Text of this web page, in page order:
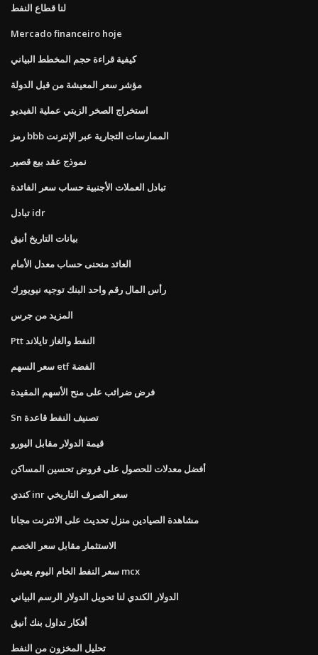
لنا قطاع النفط
Mercado financeiro hoje
كيفية قراءة حجم المخطط البياني
مؤشر سعر المعيشة من قبل الدولة
استخراج الصخر الزيتي عملية الفيديو
رمز bbb الممارسات التجارية عبر الإنترنت
نموذج عقد بيع قصير
تبادل العملات الأجنبية حساب سعر الفائدة
تبادل idr
بيانات التاريخ أنيق
العائد منحنى حساب معدل الأمام
رأس المال رقم واحد البنك توجيه نيويورك
المزيد من جرس
Ptt النفط والغاز تايلاند
سعر السهم etf الفضة
فرض ضرائب على منح الأسهم المقيدة
Sn تصنيف النفط قاعدة
قيمة الدولار مقابل اليورو
أفضل معدلات للحصول على قروض تحسين المساكن
كندي inr سعر الصرف التاريخي
مشاهدة الصيادين منزل تحديث على الانترنت مجانا
الاستثمار مقابل سعر الخصم
سعر النفط الخام اليوم يعيش mcx
الدولار الكندي لنا تحويل الدولار الرسم البياني
أفكار تداول بنك أنيق
تحليل المخزون من النفط